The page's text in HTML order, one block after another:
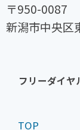
〒950-0087
新潟市中央
242-
242-
フリーダイヤ
TOP